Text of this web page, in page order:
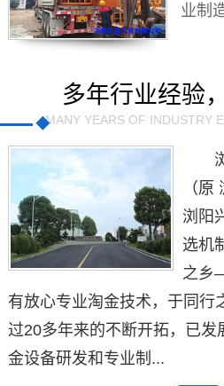
业制
多年行业经验，
MANY YEARS OF INDUSTRY
浏
（
浏阳
选机
之乡
有放心专业淘金技术，于同行
过20多年来的不断开拓，已发
金设备研发和专业制...